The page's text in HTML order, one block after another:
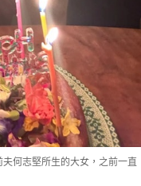
何志堅所生的大女，之前一直